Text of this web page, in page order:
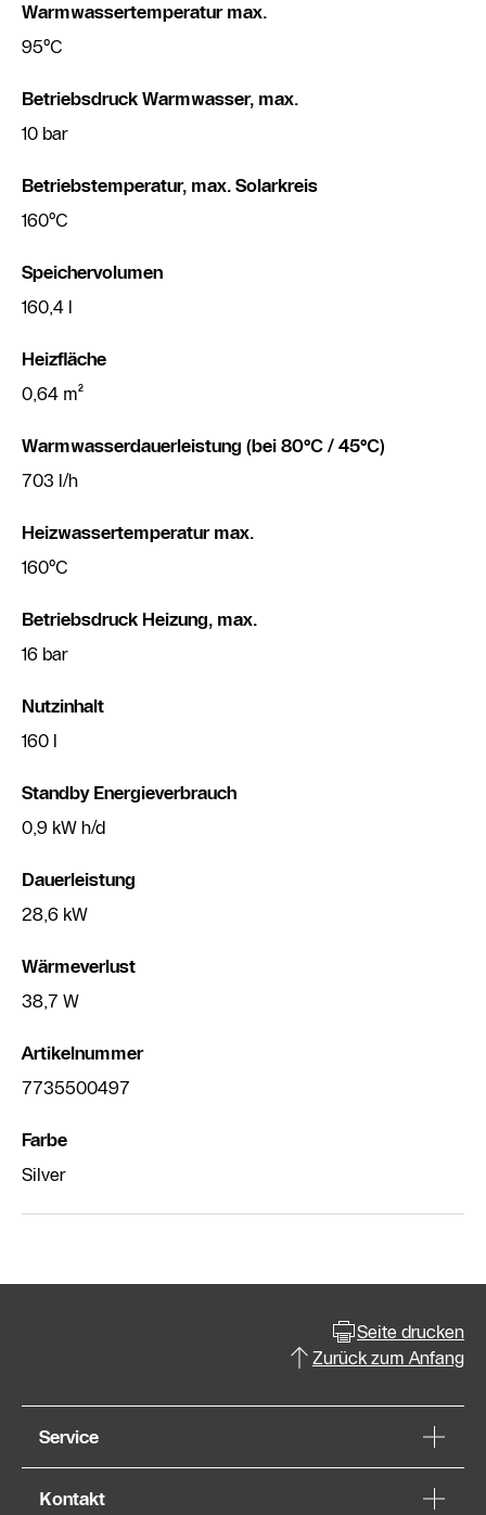
Warmwassertemperatur max.
95°C
Betriebsdruck Warmwasser, max.
10 bar
Betriebstemperatur, max. Solarkreis
160°C
Speichervolumen
160,4 l
Heizfläche
0,64 m²
Warmwasserdauerleistung (bei 80°C / 45°C)
703 l/h
Heizwassertemperatur max.
160°C
Betriebsdruck Heizung, max.
16 bar
Nutzinhalt
160 l
Standby Energieverbrauch
0,9 kW h/d
Dauerleistung
28,6 kW
Wärmeverlust
38,7 W
Artikelnummer
7735500497
Farbe
Silver
Seite drucken
Zurück zum Anfang
Service
Kontakt